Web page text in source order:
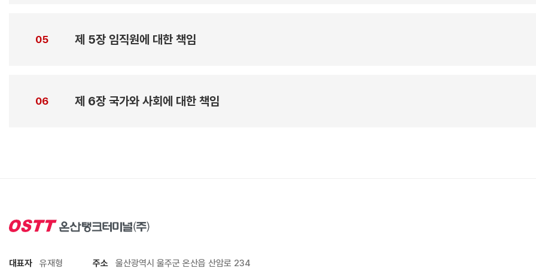
05 제 5장 임직원에 대한 책임
06 제 6장 국가와 사회에 대한 책임
대표자 유재형 주소 울산광역시 울주군 온산읍 산암로 234